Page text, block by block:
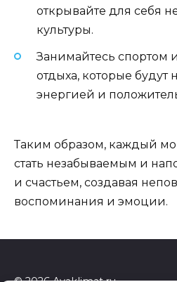
открывайте для себя
культуры.
Занимайтесь спортом
отдыха, которые будут
энергией и
Таким образом, каждый
стать незабываемым и
и счастьем, создавая
воспоминания и эмоции.